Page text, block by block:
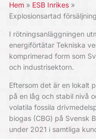
Hem
ESB Inrikes
Explosionsartad
I rötningsanläggningen
energiförtätar Tekniska
komprimerad form som
och industrisektorn.
Eftersom det är en lokalt
på en låg och stabil nivå
volatila fossila
biogas (CBG) på Svensk
under 2021 i samtliga